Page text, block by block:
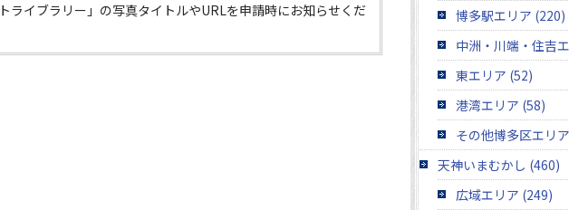
ライブラリー」の写真タイトルやURLを申請時にお知らせくだ
博多駅エリア (220)
中洲・川端・住吉
東エリア (52)
港湾エリア (58)
その他博多区エリ
天神いまむかし (460)
広域エリア (249)